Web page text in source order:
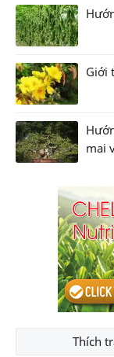
Giới
mai
Thích